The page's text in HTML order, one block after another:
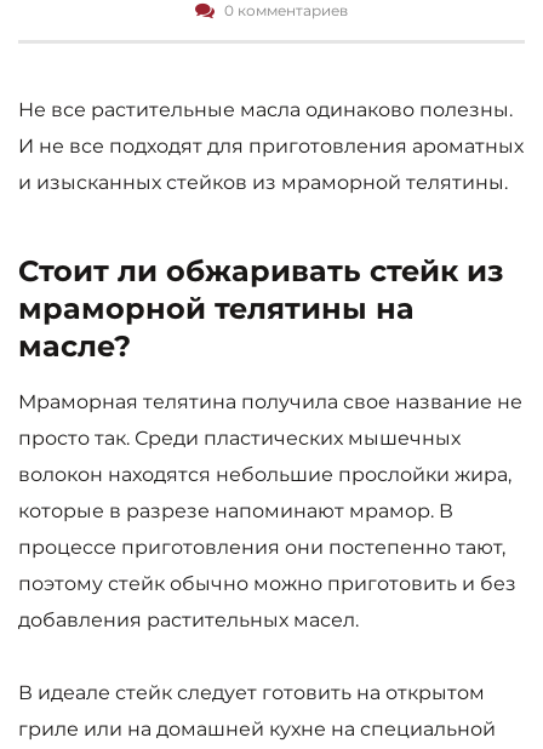
0 комментариев
Не все растительные масла одинаково полезны.
И не все подходят для приготовления ароматных
и изысканных стейков из мраморной телятины.
Стоит ли обжаривать стейк из
мраморной телятины на
масле?
Мраморная телятина получила свое название не
просто так. Среди пластических мышечных
волокон находятся небольшие прослойки жира,
которые в разрезе напоминают мрамор. В
процессе приготовления они постепенно тают,
поэтому стейк обычно можно приготовить и без
добавления растительных масел.
В идеале стейк следует готовить на открытом
гриле или на домашней кухне на специальной